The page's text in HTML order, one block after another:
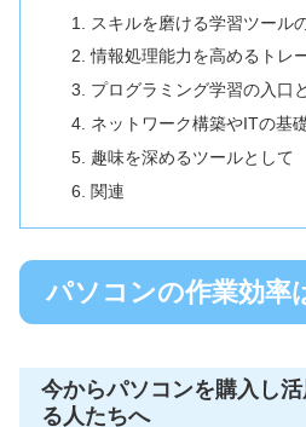
スキルを磨ける学習ツール
情報処理能力を高めるトレ
プログラミング学習の入口
ネットワーク構築やITの基
趣味を深めるツールとして
関連
パソコンの作業効率
今からパソコンを購入し
る人たちへ